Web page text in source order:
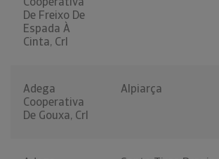
De Freixo De
Espada À
Cinta, Crl
Adega
Cooperativa
De Gouxa, Crl
Alpiarça